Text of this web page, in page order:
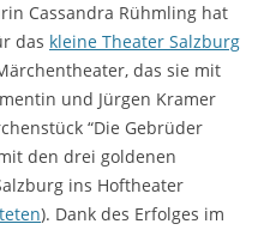
Cassandra Rühmling hat
das kleine Theater Salzburg
das sie mit
und Jürgen Kramer
“Die Gebrüder
den drei goldenen
ins Hoftheater
). Dank des Erfolges im